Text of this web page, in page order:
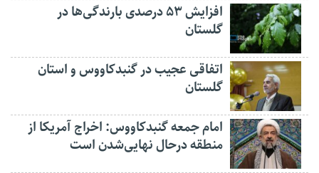
افزایش ۵۳ درصدی بارندگی‌ها در
گلستان
اتفاقی عجیب در‌ گنبدکاووس و استان
گلستان
امام جمعه گنبدکاووس: اخراج آمریکا از
منطقه درحال نهایی‌شدن است